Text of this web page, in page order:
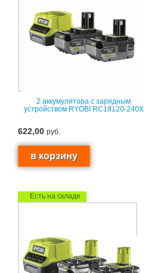
2 аккумулятора с зарядным
устройством RYOBI RC18120-240X
622,00 руб.
Есть на складе